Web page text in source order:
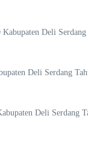
Deli
Deli Serdang
Deli Serdang